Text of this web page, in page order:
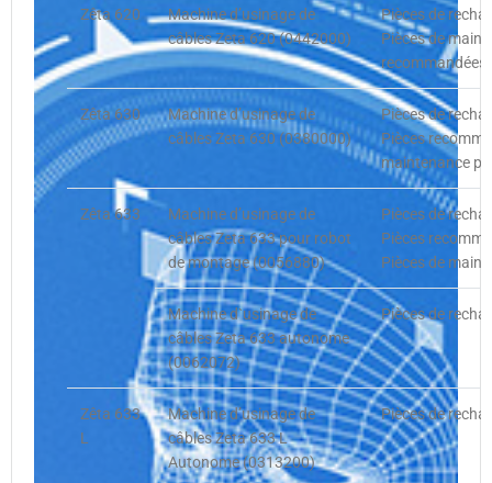
Zêta 620
Machine d’usinage de
câbles Zeta 620 (0442000)
Pièces de
Pièces de
recommandées
Zêta 630
Machine d’usinage de
câbles Zeta 630 (0380000)
Pièces de
Pièces
maintenance
Zêta 633
Machine d’usinage de
câbles Zeta 633 pour robot
de montage (0056880)
Pièces de
Pièces
Pièces de
Machine d`usinage de
câbles Zeta 633 autonome
(0062072)
Pièces de
Zêta 633
L
Machine d’usinage de
câbles Zeta 633 L
Autonome (0313200)
Pièces de